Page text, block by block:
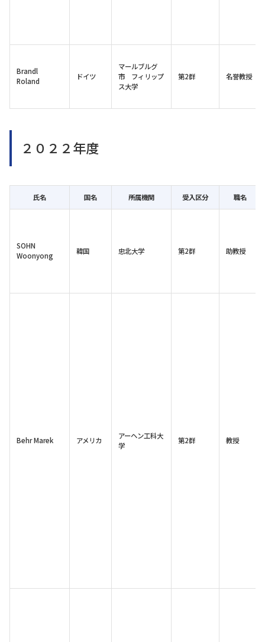
Brandl
Roland
ドイツ
マールブルグ
市 フィリップ
ス大学
第2群 名誉教授
２０２２年度
氏名 国名 所属機関 受入区分 職名
SOHN
Woonyong
韓国 忠北大学 第2群 助教授
Behr Marek アメリカ
アーヘン工科大
学
第2群 教授